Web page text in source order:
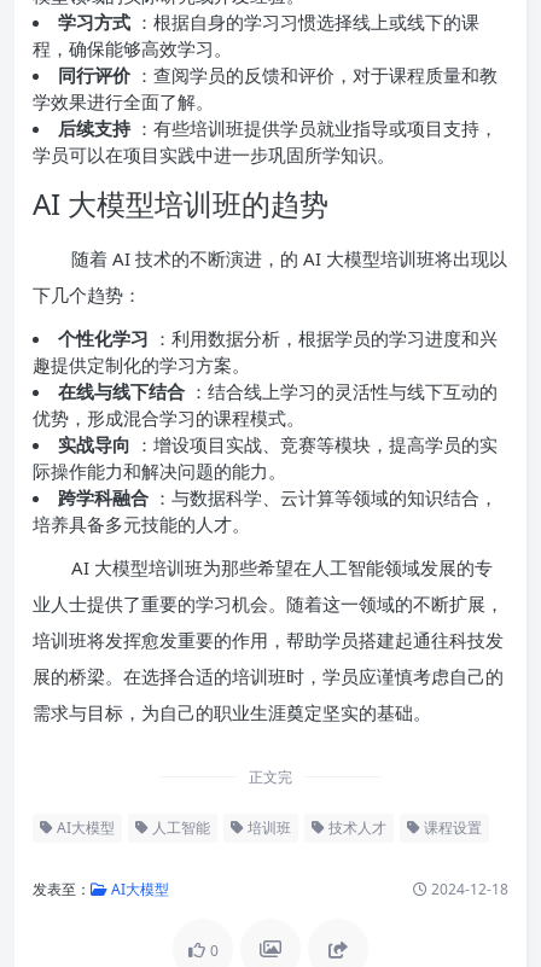
学习方式 ：根据自身的学习习惯选择线上或线下的课
程，确保能够高效学习。
同行评价 ：查阅学员的反馈和评价，对于课程质量和教
学效果进行全面了解。
后续支持 ：有些培训班提供学员就业指导或项目支持，
学员可以在项目实践中进一步巩固所学知识。
AI 大模型培训班的趋势
随着 AI 技术的不断演进，的 AI 大模型培训班将出现以
下几个趋势：
个性化学习 ：利用数据分析，根据学员的学习进度和兴
趣提供定制化的学习方案。
在线与线下结合 ：结合线上学习的灵活性与线下互动的
优势，形成混合学习的课程模式。
实战导向 ：增设项目实战、竞赛等模块，提高学员的实
际操作能力和解决问题的能力。
跨学科融合 ：与数据科学、云计算等领域的知识结合，
培养具备多元技能的人才。
AI 大模型培训班为那些希望在人工智能领域发展的专
业人士提供了重要的学习机会。随着这一领域的不断扩展，
培训班将发挥愈发重要的作用，帮助学员搭建起通往科技发
展的桥梁。在选择合适的培训班时，学员应谨慎考虑自己的
需求与目标，为自己的职业生涯奠定坚实的基础。
正文完
AI大模型 人工智能 培训班 技术人才 课程设置
发表至： AI大模型 2024-12-18
0